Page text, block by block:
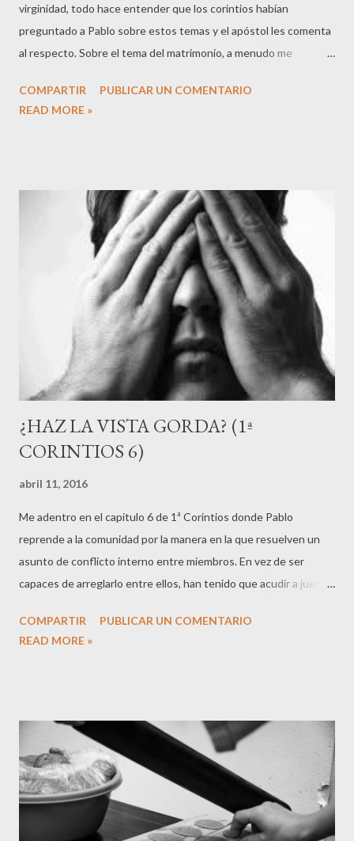
virginidad, todo hace entender que los corintios habían
preguntado a Pablo sobre estos temas y el apóstol les comenta
al respecto. Sobre el tema del matrimonio, a menudo me
pareja única reservada para cada persona. Sin embargo, no
seguir a Jesús. Esto cambia la posible angustia de si en realidad
me estoy casando con la persona escogida, por un proceso de
reflexión en oración en base a discernir la posibilidad de
compartir un proyecto de vida junto a alguien que honre al
Señor. Sin embargo, lo que ha llamado la atención en la Lectio
Divina, es el siguiente verso: "Permanezca, pues, cada uno en el
estado de vida...
COMPARTIR
PUBLICAR UN COMENTARIO
READ MORE »
¿HAZ LA VISTA GORDA? (1ª
CORINTIOS 6)
abril 11, 2016
Me adentro en el capítulo 6 de 1ª Corintios donde Pablo
reprende a la comunidad por la manera en la que resuelven un
asunto de conflicto interno entre miembros. En vez de ser
capaces de arreglarlo entre ellos, han tenido que acudir a jueces
alguno ha considerado una injusticia, les recuerda que las
en las que Pablo nos enseña que aquello que me puede acarrear
problemas a mi, puede no hacerlo a otra persona y viceversa, por
lo que debo examinar muy bien ante el Señor como afecta mis
acciones a mi vida espiritual. Lo que ha llamado mi atención en la
Lectio Divina es lo siguiente: "Ya es una lástima que se den
COMPARTIR
PUBLICAR UN COMENTARIO
READ MORE »